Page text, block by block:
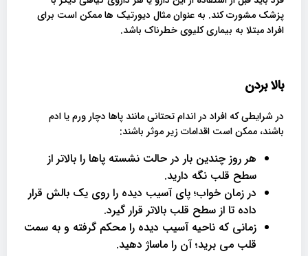
پزشک مشورت کند. به عنوان مثال دیورتیک ها ممکن است برای
افراد مبتلا به بیماری کلیوی خطرناک باشد.
بالا بردن
در شرایطی که افراد در اندام تحتانی مانند پاها دچار ورم یا ادم
باشند، ممکن است اقدامات زیر موثر باشند:
هر روز چندین بار در حالت نشسته پاها را بالاتر از
سطح قلب نگه دارید.
در زمان خواب؛ پای آسیب دیده را روی یک بالش قرار
داده تا از سطح قلب بالاتر قرار گیرد.
زمانی که ناحیه آسیب دیده را محکم گرفته و به سمت
قلب می برید؛ آن را ماساژ دهید.